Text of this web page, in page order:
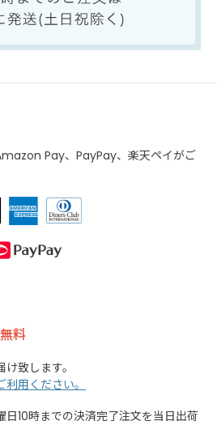
Pay、PayPay、楽天ペイがご
料
致します。
用ください。
10時までの決済完了注文を当日出荷